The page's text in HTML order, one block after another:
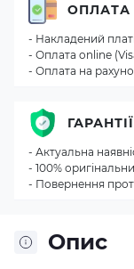
Опис
ОПЛАТА
- Накладений
- Оплата online
- Оплата на
ГАРАНТІЇ
- Актуальна
- 100%
- Повернення